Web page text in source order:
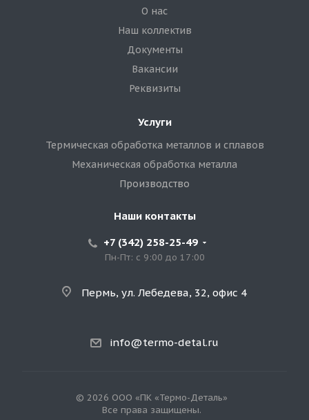
О нас
Наш коллектив
Документы
Вакансии
Реквизиты
Услуги
Термическая обработка металлов и сплавов
Механическая обработка металла
Производство
Наши контакты
+7 (342) 258-25-49
Пн-Пт: с 9:00 до 17:00
Пермь, ул. Лебедева, 32, офис 4
info@termo-detal.ru
© 2026 ООО «ПК «Термо-Деталь»
Все права защищены.